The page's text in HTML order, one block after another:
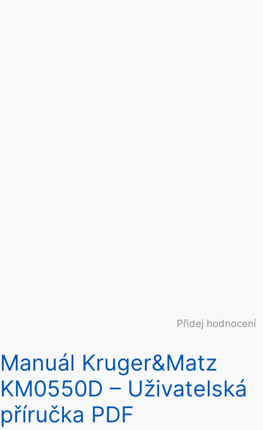
Přidej hodnocení
Manuál Kruger&Matz
KM0550D – Uživatelská
příručka PDF